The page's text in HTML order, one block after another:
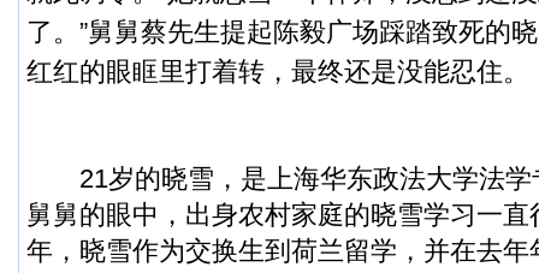
了。”舅舅蔡先生提起陈毅广场踩踏致死的
红红的眼眶里打着转，最终还是没能忍住。
21岁的晓雪，是上海华东政法大学法学
舅舅的眼中，出身农村家庭的晓雪学习一
年，晓雪作为交换生到荷兰留学，并在去